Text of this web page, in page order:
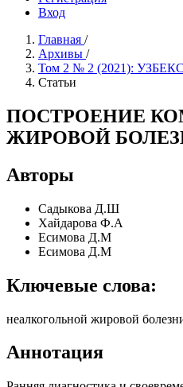
Вход
Главная /
Архивы /
Том 2 № 2 (2021):
Статьи
ПОСТРОЕНИЕ
ЖИРОВОЙ
Авторы
Садыкова Д.Ш
Хайдарова Ф.А
Есимова Д.М
Есимова Д.М
Ключевые слова:
неалкогольной жировой
Аннотация